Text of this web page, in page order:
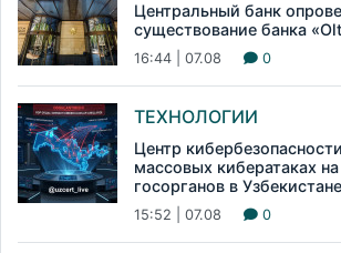
Центральный банк
существование банка
16:44 | 07.08 0
ТЕХНОЛОГИИ
Центр
массовых кибератаках
госорганов в Узбекистане
15:52 | 07.08 0